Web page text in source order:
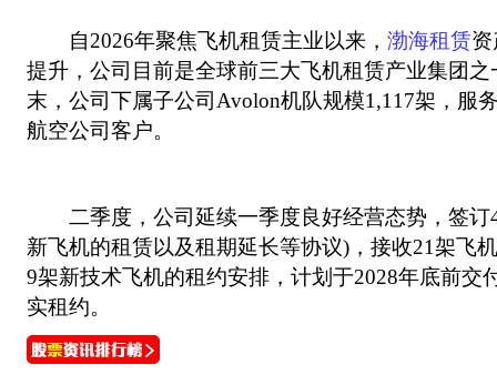
自2026年聚焦飞机租赁主业以来， 渤海租赁
提升，公司目前是全球前三大飞机租赁产业集团
末，公司下属子公司Avolon机队规模1,117架，服
航空公司客户。
二季度，公司延续一季度良好经营态势，签订
新飞机的租赁以及租期延长等协议)，接收21架飞
9架新技术飞机的租约安排，计划于2028年底前交
实租约。